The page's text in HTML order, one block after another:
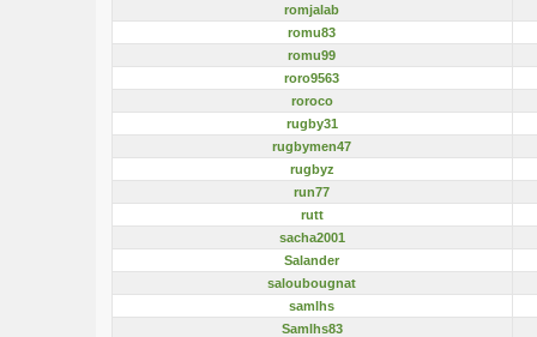
romjalab
romu83
romu99
roro9563
roroco
rugby31
rugbymen47
rugbyz
run77
rutt
sacha2001
Salander
saloubougnat
samlhs
Samlhs83